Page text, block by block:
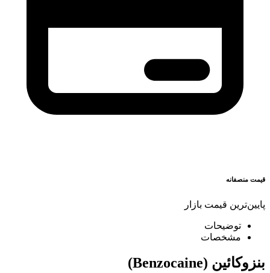
قیمت منصفانه
پایین‌ترین قیمت بازار
توضیحات
مشخصات
بنزوکائین (Benzocaine)